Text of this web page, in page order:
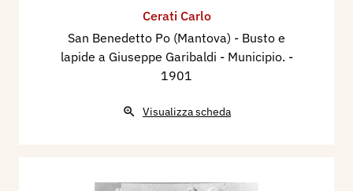
Cerati Carlo
San Benedetto Po (Mantova) - Busto e
lapide a Giuseppe Garibaldi - Municipio. -
1901
Visualizza scheda